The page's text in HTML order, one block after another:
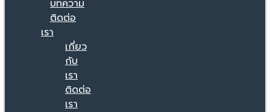
บทความ
ติดต่อ
เรา
เกี่ยว
กับ
เรา
ติดต่อ
เรา